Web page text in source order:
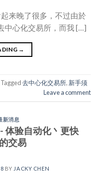
来晚了很多，不过由於
中心化交易所，而我 […]
→
Tagged去中心化交易所, 新手须
Leave a comment
新消息
- 体验自动化丶更快
交易
BY JACKY CHEN